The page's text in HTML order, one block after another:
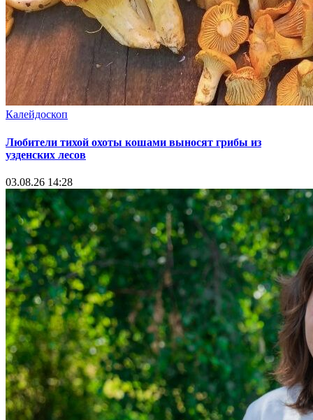
Калейдоскоп
Любители тихой охоты кошами выносят грибы из
узденских лесов
03.08.26 14:28